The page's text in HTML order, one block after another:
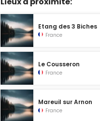
Etang des 3 Biches
France
Le Cousseron
France
Mareuil sur Arnon
France